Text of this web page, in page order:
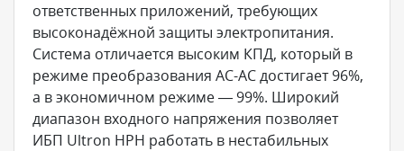
ответственных приложений, требующих
высоконадёжной защиты электропитания.
Система отличается высоким КПД, который в
режиме преобразования AC-AC достигает 96%,
а в экономичном режиме — 99%. Широкий
диапазон входного напряжения позволяет
ИБП Ultron HPH работать в нестабильных